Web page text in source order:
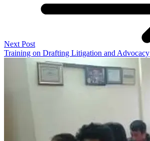
Next Post
Training on Drafting Litigation and Advocacy